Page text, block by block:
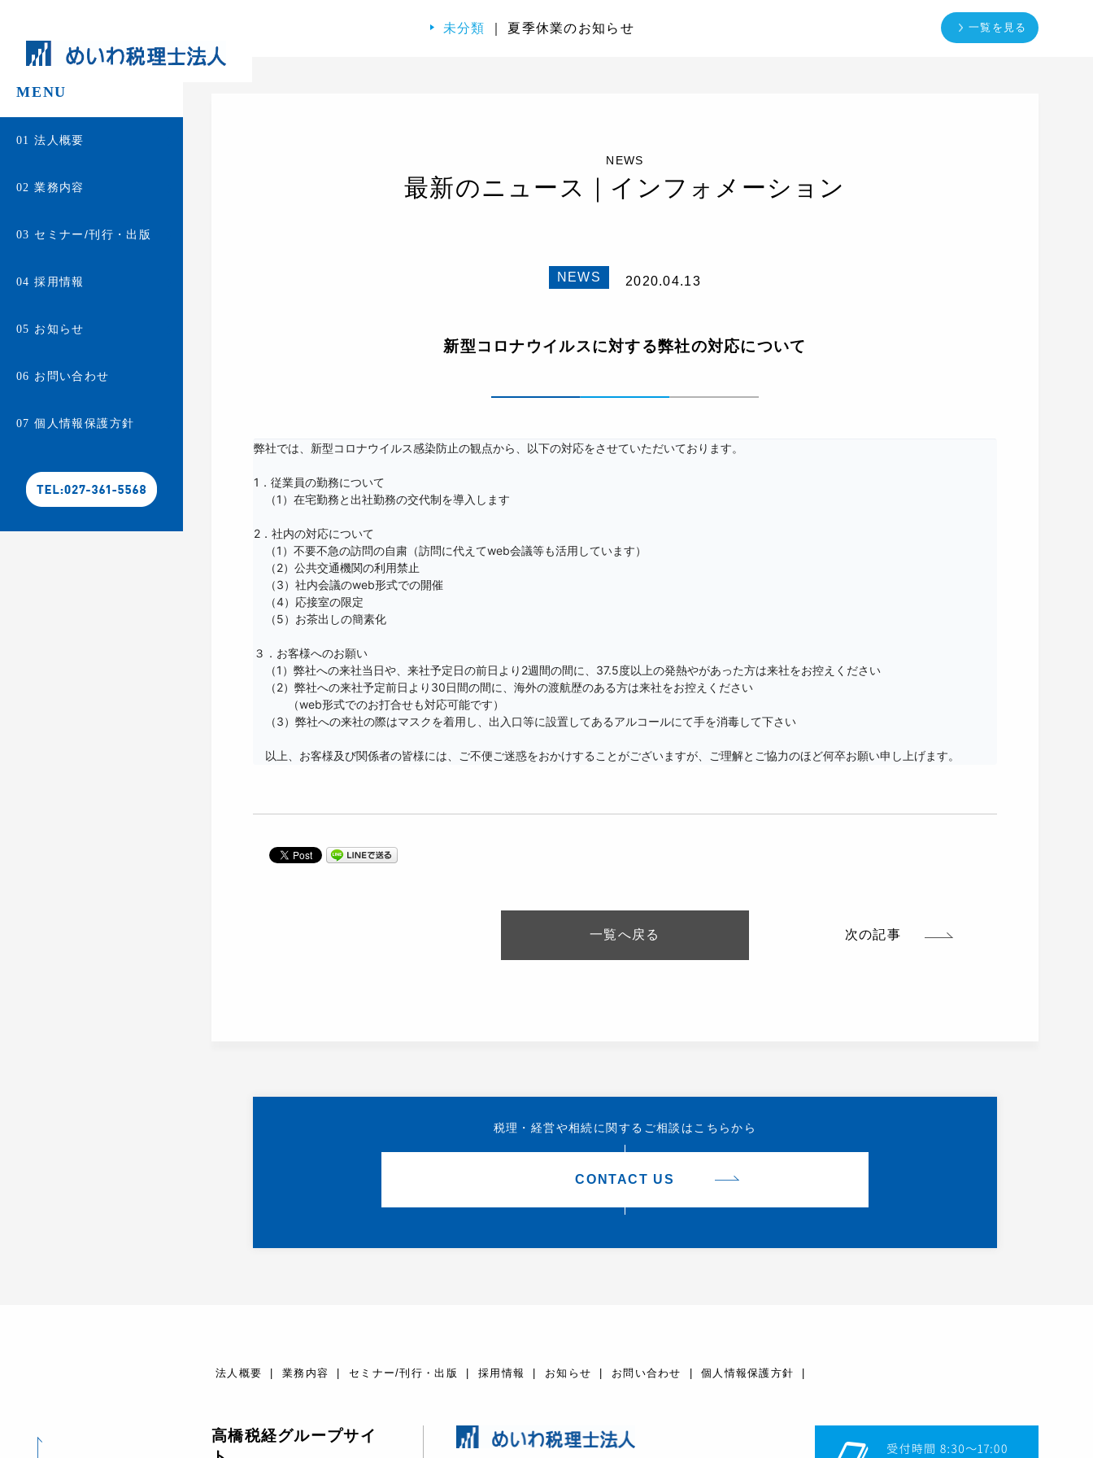
未分類 ｜ 夏季休業のお知らせ 一覧を見る
MENU
01 法人概要
02 業務内容
03 セミナー/刊行・出版
04 採用情報
05 お知らせ
06 お問い合わせ
07 個人情報保護方針
NEWS
最新のニュース｜インフォメーション
NEWS 2020.04.13
新型コロナウイルスに対する弊社の対応について
弊社では、新型コロナウイルス感染防止の観点から、以下の対応をさせていただいております。
1．従業員の勤務について
（1）在宅勤務と出社勤務の交代制を導入します
2．社内の対応について
（1）不要不急の訪問の自粛（訪問に代えてweb会議等も活用しています）
（2）公共交通機関の利用禁止
（3）社内会議のweb形式での開催
（4）応接室の限定
（5）お茶出しの簡素化
３．お客様へのお願い
（1）弊社への来社当日や、来社予定日の前日より2週間の間に、37.5度以上の発熱やがあった方は来社をお控えください
（2）弊社への来社予定前日より30日間の間に、海外の渡航歴のある方は来社をお控えください
（web形式でのお打合せも対応可能です）
（3）弊社への来社の際はマスクを着用し、出入口等に設置してあるアルコールにて手を消毒して下さい
以上、お客様及び関係者の皆様には、ご不便ご迷惑をおかけすることがございますが、ご理解とご協力のほど何卒お願い申し上げます。
一覧へ戻る 次の記事
税理・経営や相続に関する ご相談はこちらから
CONTACT US
法人概要 業務内容 セミナー/刊行・出版 採用情報 お知らせ お問い合わせ 個人情報保護方針
高橋税経グループサイ